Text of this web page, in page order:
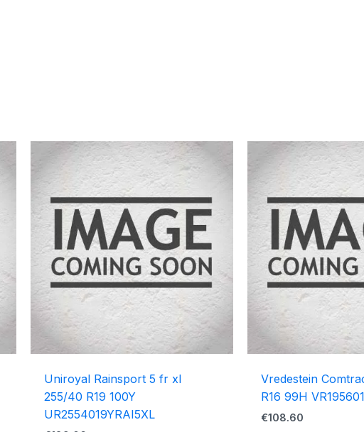
Uniroyal Rainsport 5 fr xl
255/40 R19 100Y
UR2554019YRAI5XL
Vredestein
R16 99H
€108.60